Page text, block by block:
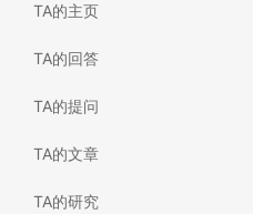
TA的主页
TA的回答
TA的提问
TA的文章
TA的研究